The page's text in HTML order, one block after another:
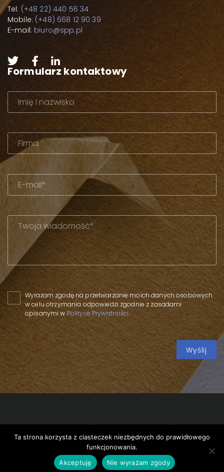
Tel: (+48 22) 440 56 34
Mobile: (+48) 668 12 90 39
E-mail: biuro@spp.pl
Formularz kontaktowy
Please leave this field empty.
Wyrażam zgodę na przetwarzanie moich danych osobowych
w celu otrzymania odpowiedzi zgodnie z zasadami
opisanymi w Polityce Prywatności.
cookies /
design byVENTI
Ta strona korzysta z ciasteczek niezbędnych do prawidłowego
funkcjonowania.
Akceptuję
Nie wyrażam zgody